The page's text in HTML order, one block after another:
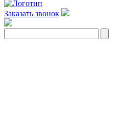
Заказать звонок